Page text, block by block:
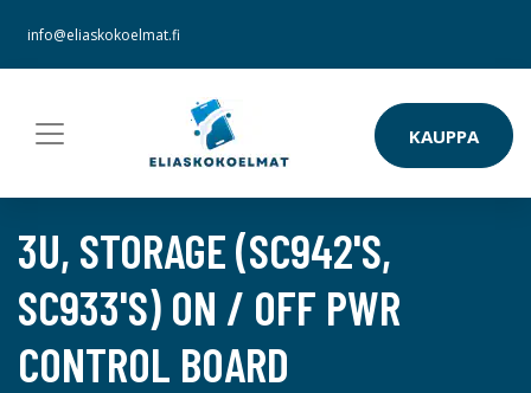
info@eliaskokoelmat.fi
KAUPPA
3U, STORAGE (SC942'S,
SC933'S) ON / OFF PWR
CONTROL BOARD